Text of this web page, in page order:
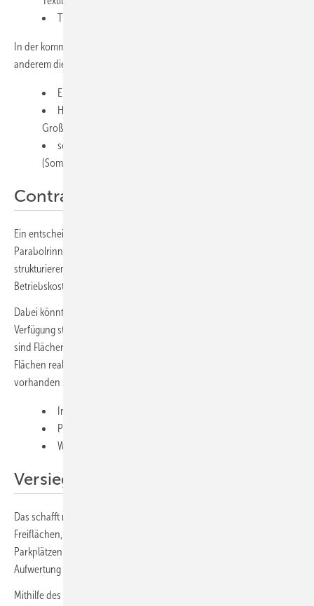
Trocknung, Reinigung, CIP-Prozesse.
In der kommunalen Wärme- und Kälteversorgung bieten sich unter
anderem diese Anwendungen an:
Einspeisung in Wärmenetze (mittlere Temperaturen),
Hybridisierung bestehender Erzeugerparks (Kessel, KWK,
Großwärmepumpe),
solar unterstützte Kälte über Absorptions-/Adsorptionskälte
(Sommerlast).
Contracting ist möglich
Ein entscheidender Hebel ist zudem die Contracting-Fähigkeit:
Parabolrinnenanlagen lassen sich sehr gut als Wärmeliefermodell
strukturieren – mit planbarer Erzeugung, kalkulierbaren
Betriebskosten und langen Laufzeiten.
Dabei könnten Dächer und Parkplätze die benötigten Flächen zur
Verfügung stellen. Denn ein häufiges Problem für große Solarprojekte
sind Flächenkonflikte. Moderne Parabolrinnen-Systeme können auf
Flächen realisiert werden, die in Industrie und Kommunen oft bereits
vorhanden sind:
Industrie- und Hallendächer,
Parkflächen als Carportlösungen,
Werks- und Infrastrukturrandflächen.
Versiegelte Flächen nutzen
Das schafft mehrere Vorteile zugleich: keinen Bedarf zusätzlicher
Freiflächen, oft schnellere Genehmigung, höhere Akzeptanz und bei
Parkplätzen einen sichtbaren Zusatznutzen durch Verschattung und
Aufwertung versiegelter Flächen.
Mithilfe des Finanzierungspartners Banxware können zudem